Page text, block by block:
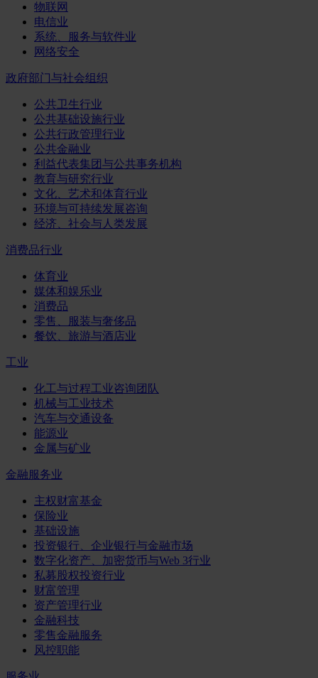
物联网
电信业
系统、服务与软件业
网络安全
政府部门与社会组织
公共卫生行业
公共基础设施行业
公共行政管理行业
公共金融业
利益代表集团与公共事务机构
教育与研究行业
文化、艺术和体育行业
环境与可持续发展咨询
经济、社会与人类发展
消费品行业
体育业
媒体和娱乐业
消费品
零售、服装与奢侈品
餐饮、旅游与酒店业
工业
化工与过程工业咨询团队
机械与工业技术
汽车与交通设备
能源业
金属与矿业
金融服务业
主权财富基金
保险业
基础设施
投资银行、企业银行与金融市场
数字化资产、加密货币与Web 3行业
私募股权投资行业
财富管理
资产管理行业
金融科技
零售金融服务
风控职能